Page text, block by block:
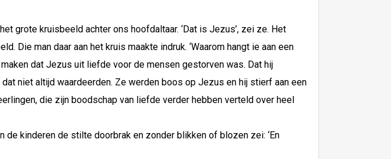
grote kruisbeeld achter ons hoofdaltaar. ‘Dat is Jezus’, zei ze. Het
Die man daar aan het kruis maakte indruk. ‘Waarom hangt ie aan een
dat Jezus uit liefde voor de mensen gestorven was. Dat hij
niet altijd waardeerden. Ze werden boos op Jezus en hij stierf aan een
die zijn boodschap van liefde verder hebben verteld over heel
de kinderen de stilte doorbrak en zonder blikken of blozen zei: ‘En